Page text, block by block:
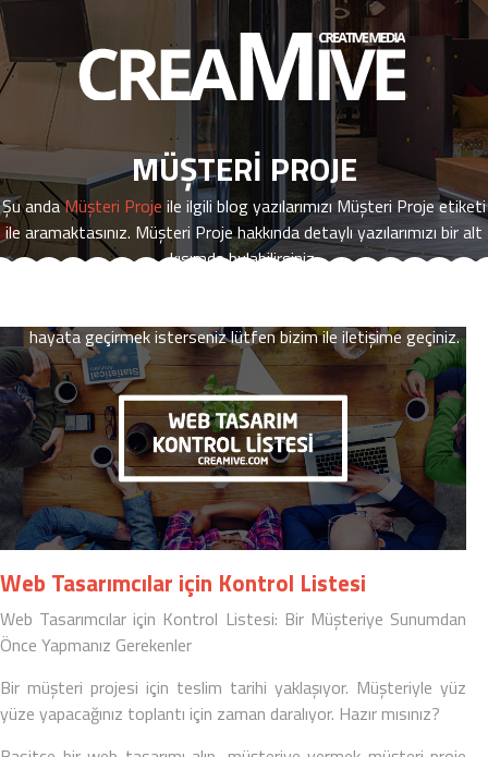
HAKKIMIZDA
MARKALARIMIZ
İŞLER
İLETİŞİM
MÜŞTERI PROJE
Şu andaMüşteri Proje ile ilgili blog yazılarımızı Müşteri Projeetiketi
ile aramaktasınız. Müşteri Projehakkında detaylı yazılarımızı bir alt
kısımda bulabilirsiniz.
hayata geçirmek isterseniz lütfen bizim ile iletişime geçiniz.
Web Tasarımcılar için Kontrol Listesi
Web Tasarımcılar için Kontrol Listesi: Bir Müşteriye Sunumdan
Önce Yapmanız Gerekenler
Bir müşteri projesi için teslim tarihi yaklaşıyor. Müşteriyle yüz
yüze yapacağınız toplantı için zaman daralıyor. Hazır mısınız?